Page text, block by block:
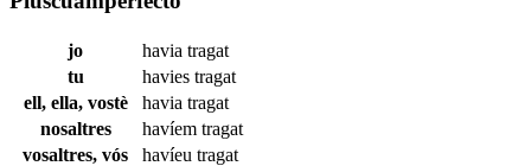
jo havia tragat
tu
havies tragat
ell, ella, vostè
havia tragat
nosaltres
havíem tragat
vosaltres, vós
havíeu tragat